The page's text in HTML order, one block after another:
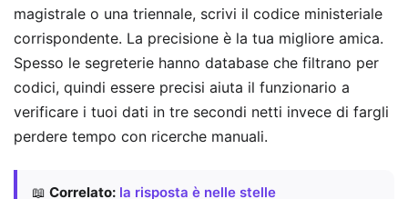
magistrale o una triennale, scrivi il codice ministeriale
corrispondente. La precisione è la tua migliore amica.
Spesso le segreterie hanno database che filtrano per
codici, quindi essere precisi aiuta il funzionario a
verificare i tuoi dati in tre secondi netti invece di fargli
perdere tempo con ricerche manuali.
📖 Correlato: la risposta è nelle stelle